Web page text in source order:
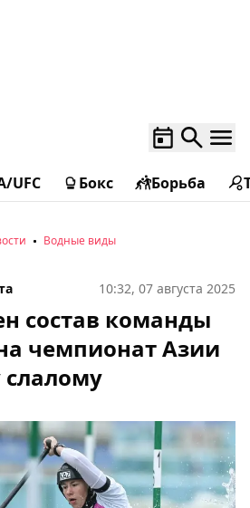
UFC Бокс Борьба
Водные виды
10:32, 07 августа 2025
состав команды
чемпионат Азии
слалому